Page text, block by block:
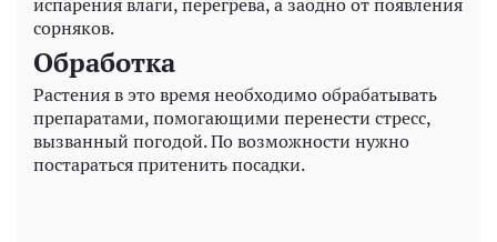
сорняков.
Обработка
Растения в это время необходимо обрабатывать
препаратами, помогающими перенести стресс,
вызванный погодой. По возможности нужно
постараться притенить посадки.